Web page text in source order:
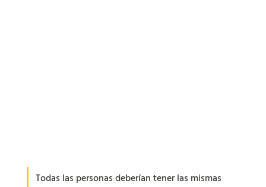
Todas las personas deberían tener las mismas